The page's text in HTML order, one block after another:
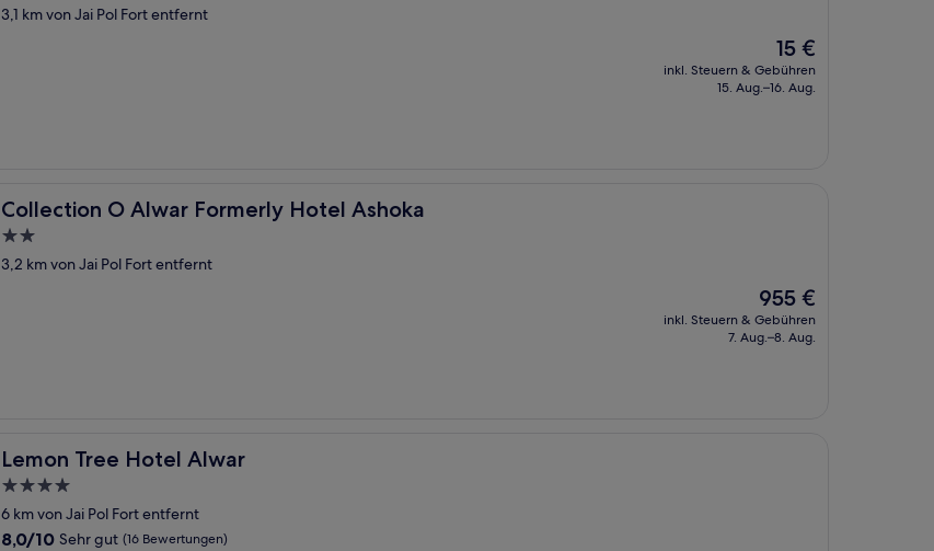
Sterne-
3,1 km von Jai Pol Fort entfernt
Der
Preis
beträgt
15 €
inkl. Steuern & Gebühren
15. Aug.–16. Aug.
Collection O Alwar Formerly Hotel Ashoka
Collection O Alwar Formerly Hotel Ashoka
2.0-
Sterne-
3,2 km von Jai Pol Fort entfernt
Der
Preis
beträgt
955 €
inkl. Steuern & Gebühren
7. Aug.–8. Aug.
Lemon Tree Hotel Alwar
Lemon Tree Hotel Alwar
4.0-
Sterne-
Unterkunft
6 km von Jai Pol Fort entfernt
8.0
8,0/10 Sehr gut (16 Bewertungen)